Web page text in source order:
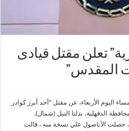
تعلن مقتل قيادى
المقدس”
اليوم الأربعاء، عن مقتل “أحد أبرز كوادر
الدقهلية، بدلتا النيل (شمال).
حصلت الأناضول علي نسخة منه ، قالت